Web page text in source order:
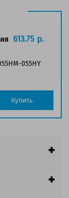
055HY
613.75 р.
Купить